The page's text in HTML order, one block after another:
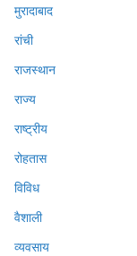
मुरादाबाद
रांची
राजस्थान
राज्य
राष्ट्रीय
रोहतास
विविध
वैशाली
व्यवसाय